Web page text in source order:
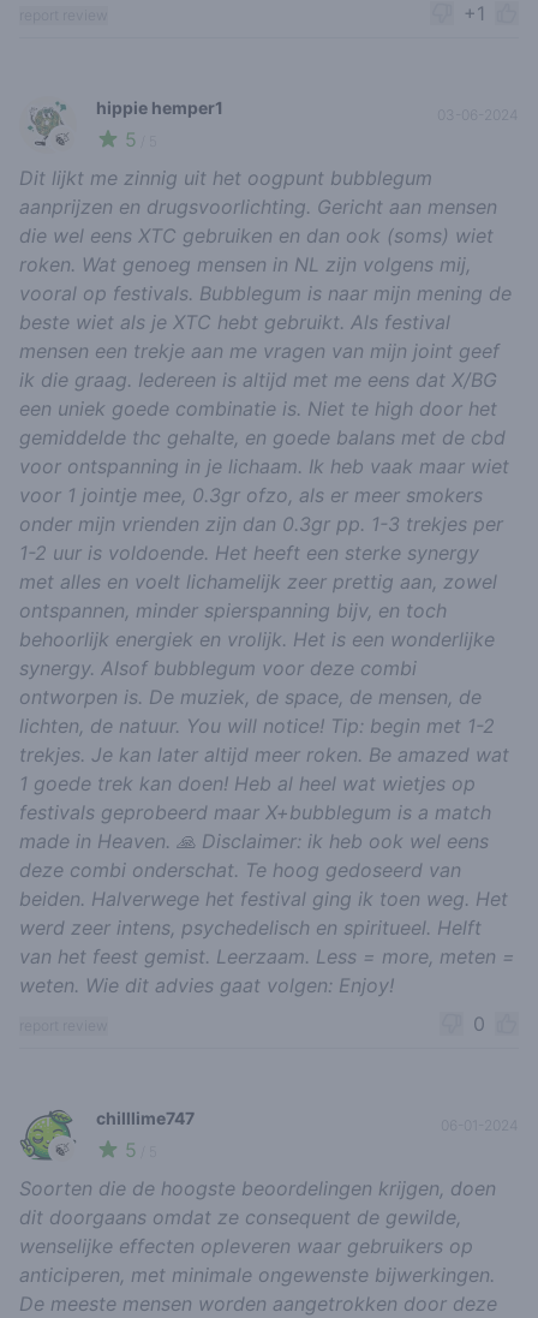
+1
🍃
hippie hemper1
5
03-06-2024
Dit lijkt me zinnig uit het oogpunt bubblegum
aanprijzen en drugsvoorlichting. Gericht aan mensen
die wel eens XTC gebruiken en dan ook (soms) wiet
roken. Wat genoeg mensen in NL zijn volgens mij,
vooral op festivals. Bubblegum is naar mijn mening de
beste wiet als je XTC hebt gebruikt. Als festival
mensen een trekje aan me vragen van mijn joint geef
ik die graag. Iedereen is altijd met me eens dat X/BG
een uniek goede combinatie is. Niet te high door het
gemiddelde thc gehalte, en goede balans met de cbd
voor ontspanning in je lichaam. Ik heb vaak maar wiet
voor 1 jointje mee, 0.3gr ofzo, als er meer smokers
onder mijn vrienden zijn dan 0.3gr pp. 1-3 trekjes per
1-2 uur is voldoende. Het heeft een sterke synergy
met alles en voelt lichamelijk zeer prettig aan, zowel
ontspannen, minder spierspanning bijv, en toch
behoorlijk energiek en vrolijk. Het is een wonderlijke
synergy. Alsof bubblegum voor deze combi
ontworpen is. De muziek, de space, de mensen, de
lichten, de natuur. You will notice! Tip: begin met 1-2
trekjes. Je kan later altijd meer roken. Be amazed wat
1 goede trek kan doen! Heb al heel wat wietjes op
festivals geprobeerd maar X+bubblegum is a match
made in Heaven. 🙏 Disclaimer: ik heb ook wel eens
deze combi onderschat. Te hoog gedoseerd van
beiden. Halverwege het festival ging ik toen weg. Het
werd zeer intens, psychedelisch en spiritueel. Helft
van het feest gemist. Leerzaam. Less = more, meten =
weten. Wie dit advies gaat volgen: Enjoy!
0
🍃
chilllime747
5
Soorten die de hoogste beoordelingen krijgen, doen
dit doorgaans omdat ze consequent de gewilde,
wenselijke effecten opleveren waar gebruikers op
anticiperen, met minimale ongewenste bijwerkingen.
De meeste mensen worden aangetrokken door deze